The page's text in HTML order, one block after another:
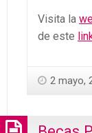
Visita la
de este
2 mayo,